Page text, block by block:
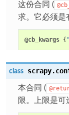
这份合同 (
求。它必须是
@cb_kwargs {
class
本合同 (
限。上限是可